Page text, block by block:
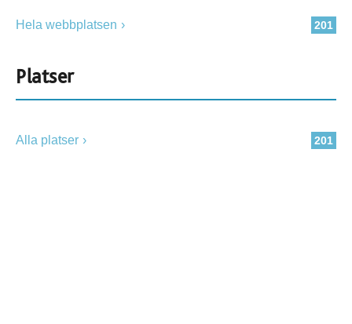
201
Hela webbplatsen
Platser
201
Alla platser